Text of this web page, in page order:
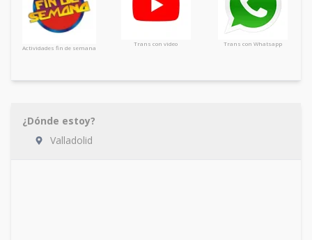
Actividades fin de semana
Trans con video Trans con Whatsapp
¿Dónde estoy?
Valladolid